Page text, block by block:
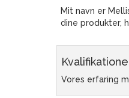
Mit navn er
dine produkter,
Vores erfaring